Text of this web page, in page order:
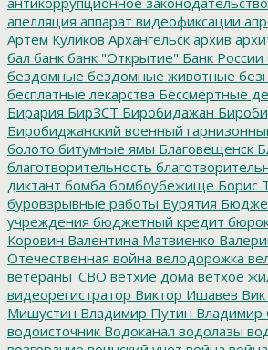
апелляция аппарат видеофиксации
Артём Куликов Архангельск архив
бал банк банк "Открытие" Банк России
бездомные бездомные животные
бесплатные лекарства Бессмертные
Бирария БирЗСТ Биробидажан
Биробиджанский военный
болото битумные ямы Благовещенск
благотворительность
диктант бомба бомбоубежище Борис
буровзрывные работы Бурятия
учреждения бюджетный кредит
Коровин Валентина Матвиенко
Отечественная война велодорожка
ветераны_СВО ветхие дома ветхое
видеорегистратор Виктор Ишавев
Мишустин Владимир Путин Владимир
водоисточник Водоканал водолазы